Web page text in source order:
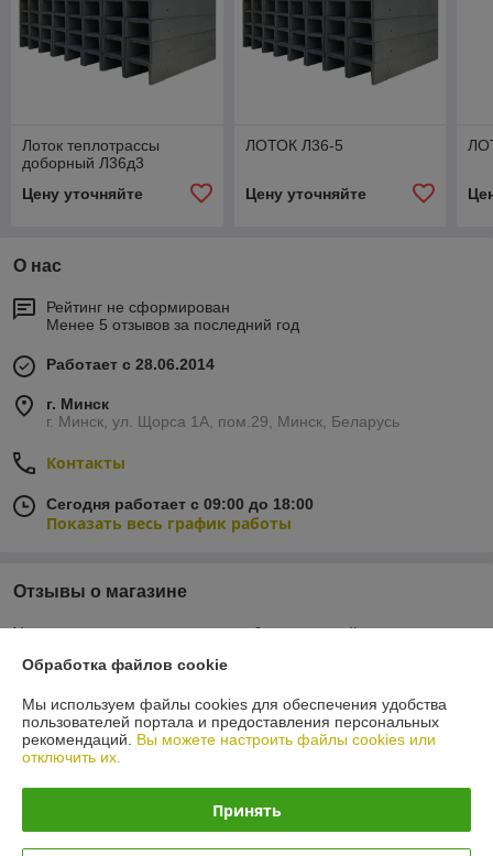
Лоток теплотрассы
доборный Л36д3
Цену уточняйте
ЛОТОК Л36-5
Цену уточняйте
О нас
Рейтинг не сформирован
Менее 5 отзывов за последний год
Работает с 28.06.2014
г. Минск
г. Минск, ул. Щорса 1А, пом.29, Минск, Беларусь
Контакты
Сегодня работает с 09:00 до 18:00
Показать весь график работы
Отзывы о магазине
У компании пока нет отзывов, добавьте первый
О нас
Контакты
График работы
Обработка файлов cookie
Мы используем файлы cookies для обеспечения удобства
пользователей портала и предоставления персональных
рекомендаций. Вы можете настроить файлы cookies или
отключить их.
Принять